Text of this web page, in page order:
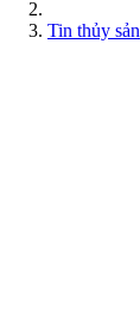
Tin thủy sản